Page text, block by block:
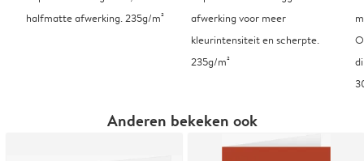
halfmatte afwerking. 235g/m²
afwerking voor meer
kleurintensiteit en scherpte.
235g/m²
Anderen bekeken ook